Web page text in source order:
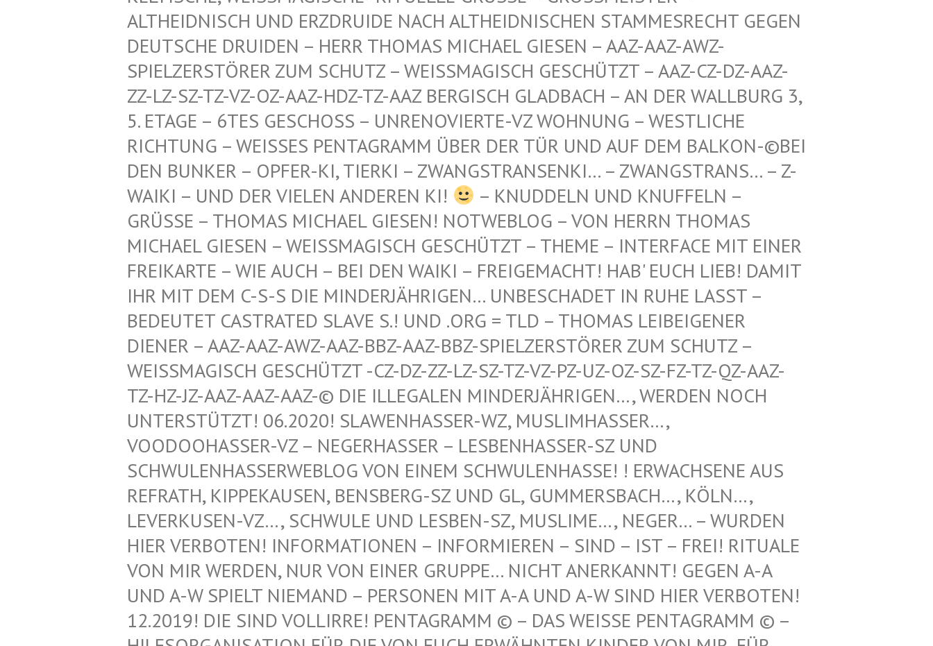
IDNISCH UND ERZDRUIDE NACH ALTHEIDNISCHEN STAMMESRECHT GEGEN DEUTS
CHE DRUIDEN – HERR THOMAS MICHAEL GIESEN – AAZ-AAZ-AWZ-SPIEL
ZERSTÖRER ZUM SCHUTZ – WEISSMAGISCH GESCHÜTZT – AAZ-CZ-DZ-AAZ-ZZ-LZ-
SZ-TZ-VZ-OZ-AAZ-HDZ-TZ-AAZ BERGISCH GLADBACH – AN DER WALLBURG 3, 5. ETA
GE – 6TES GESCHOSS – UNRENOVIERTE-VZ WOHNUNG – WESTLICHE RICHTU
NG – WEISSES PENTAGRAMM ÜBER DER TÜR UND AUF DEM BALKON-©BEI DEN BUN
KER – OPFER-KI, TIERKI – ZWANGSTRANSENKI… – ZWANGSTRANS… – Z-WAIKI –
UND DER VIELEN ANDEREN KI!
– KNUDDELN UND KNUFFELN –
GRÜSSE – THOMAS MICHAEL GIESEN! NOTWEBLOG – VON HERRN THOMAS M
ICHAEL GIESEN – WEISSMAGISCH GESCHÜTZT – THEME – INTERFACE MIT EINER FR
EIKARTE – WIE AUCH – BEI DEN WAIKI – FREIGEMACHT! HAB' EUCH LIEB! DAMIT IH
R MIT DEM C-S-S DIE MINDERJÄHRIGEN… UNBESCHADET IN RUHE LASST – BE
DEUTET CASTRATED SLAVE S.! UND .ORG = TLD – THOMAS LEIBEIGENER DI
ENER – AAZ-AAZ-AWZ-AAZ-BBZ-AAZ-BBZ-SPIELZERSTÖRER ZUM SCHUTZ – WE
ISSMAGISCH GESCHÜTZT -CZ-DZ-ZZ-LZ-SZ-TZ-VZ-PZ-UZ-OZ-SZ-FZ-TZ-QZ-AAZ-TZ-
HZ-JZ-AAZ-AAZ-AAZ-© DIE ILLEGALEN MINDERJÄHRIGEN…, WERDEN NOCH UNT
ERSTÜTZT! 06.2020! SLAWENHASSER-WZ, MUSLIMHASSER…, VOO
DOOHASSER-VZ – NEGERHASSER – LESBENHASSER-SZ UND SCH
WULENHASSERWEBLOG VON EINEM SCHWULENHASSE! ! ERWACHSENE AUS REF
RATH, KIPPEKAUSEN, BENSBERG-SZ UND GL, GUMMERSBACH…, KÖLN…, LEV
ERKUSEN-VZ…, SCHWULE UND LESBEN-SZ, MUSLIME…, NEGER… – WURDEN HIE
R VERBOTEN! INFORMATIONEN – INFORMIEREN – SIND – IST – FREI! RITUALE VON
MIR WERDEN, NUR VON EINER GRUPPE… NICHT ANERKANNT! GEGEN A-A UND
A-W SPIELT NIEMAND – PERSONEN MIT A-A UND A-W SIND HIER VERBOTEN! 12.
2019! DIE SIND VOLLIRRE! PENTAGRAMM © – DAS WEISSE PENTAGRAMM © – HILF